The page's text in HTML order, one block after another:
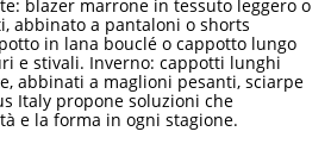
blazer marrone in tessuto leggero o
abbinato a pantaloni o shorts
in lana bouclé o cappotto lungo
e stivali. Inverno: cappotti lunghi
abbinati a maglioni pesanti, sciarpe
Italy propone soluzioni che
e la forma in ogni stagione.